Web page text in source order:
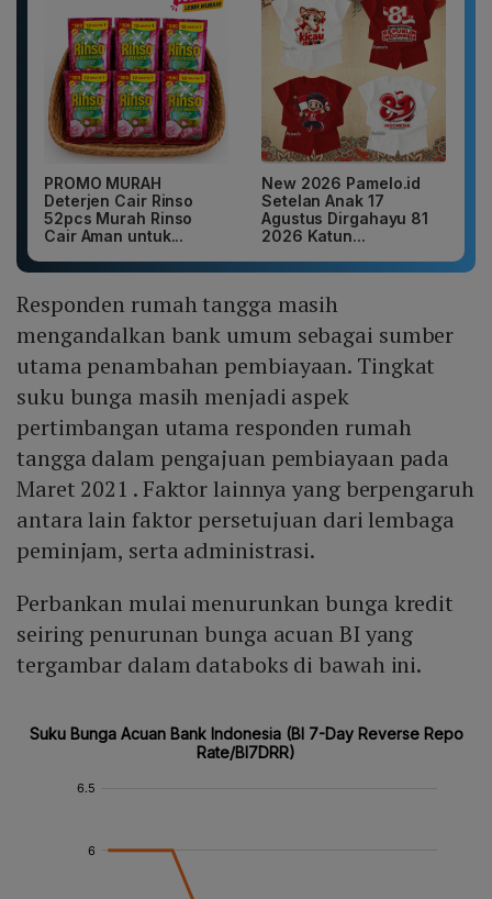
PROMO MURAH
Deterjen Cair Rinso
52pcs Murah Rinso
Cair Aman untuk...
New 2026 Pamelo.id
Setelan Anak 17
Agustus Dirgahayu 81
2026 Katun...
Responden rumah tangga masih
mengandalkan bank umum sebagai sumber
utama penambahan pembiayaan. Tingkat
suku bunga masih menjadi aspek
pertimbangan utama responden rumah
tangga dalam pengajuan pembiayaan pada
Maret 2021 . Faktor lainnya yang berpengaruh
antara lain faktor persetujuan dari lembaga
peminjam, serta administrasi.
Perbankan mulai menurunkan bunga kredit
seiring penurunan bunga acuan BI yang
tergambar dalam databoks di bawah ini.